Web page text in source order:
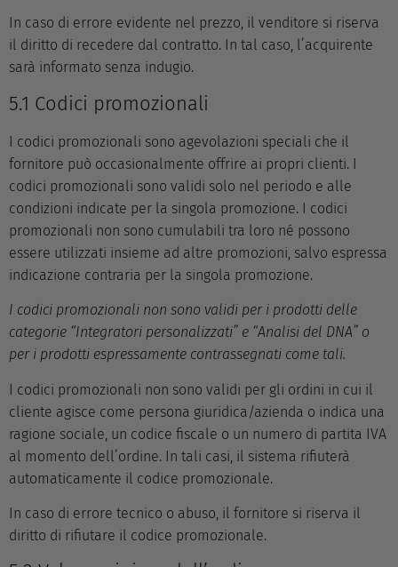
In caso di errore evidente nel prezzo, il venditore si riserva
il diritto di recedere dal contratto. In tal caso, l’acquirente
sarà informato senza indugio.
5.1 Codici promozionali
I codici promozionali sono agevolazioni speciali che il
fornitore può occasionalmente offrire ai propri clienti. I
codici promozionali sono validi solo nel periodo e alle
condizioni indicate per la singola promozione. I codici
promozionali non sono cumulabili tra loro né possono
essere utilizzati insieme ad altre promozioni, salvo espressa
indicazione contraria per la singola promozione.
I codici promozionali non sono validi per i prodotti delle
categorie “Integratori personalizzati” e “Analisi del DNA” o
per i prodotti espressamente contrassegnati come tali.
I codici promozionali non sono validi per gli ordini in cui il
cliente agisce come persona giuridica/azienda o indica una
ragione sociale, un codice fiscale o un numero di partita IVA
al momento dell’ordine. In tali casi, il sistema rifiuterà
automaticamente il codice promozionale.
In caso di errore tecnico o abuso, il fornitore si riserva il
diritto di rifiutare il codice promozionale.